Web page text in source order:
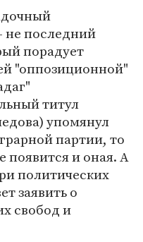
последний
порадует
"оппозиционной"
титул
упомянул
партии, то
появится и оная. А
политических
заявить о
свобод и